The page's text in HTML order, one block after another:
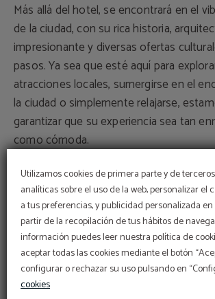
Utilizamos cookies de primera parte y de
analíticas sobre el uso de la web, personalizar el
a tus preferencias, y publicidad personalizada
partir de la recopilación de tus hábitos de
información puedes leer nuestra política de
aceptar todas las cookies mediante el botón
configurar o rechazar su uso pulsando en
cookies
Más allá del hotel, se encontrará en el
de la ciudad, con su rica historia,
impresionante y diversas ofertas
pasos. Ya sea que esté aquí para
atracciones locales, sumergirse en el
la ciudad o simplemente relajarse,
garantizar que su experiencia sea tan
como cómoda.
En MeraPrime Gold, nos complace
a nuestros huéspedes. Nuestro equipo
hacer que su estadía con nosotros sea
brindándole el más alto nivel de servicio
detalle. Nos apasiona la hospitalidad y
la oportunidad de darle la bienvenida y
como en casa.